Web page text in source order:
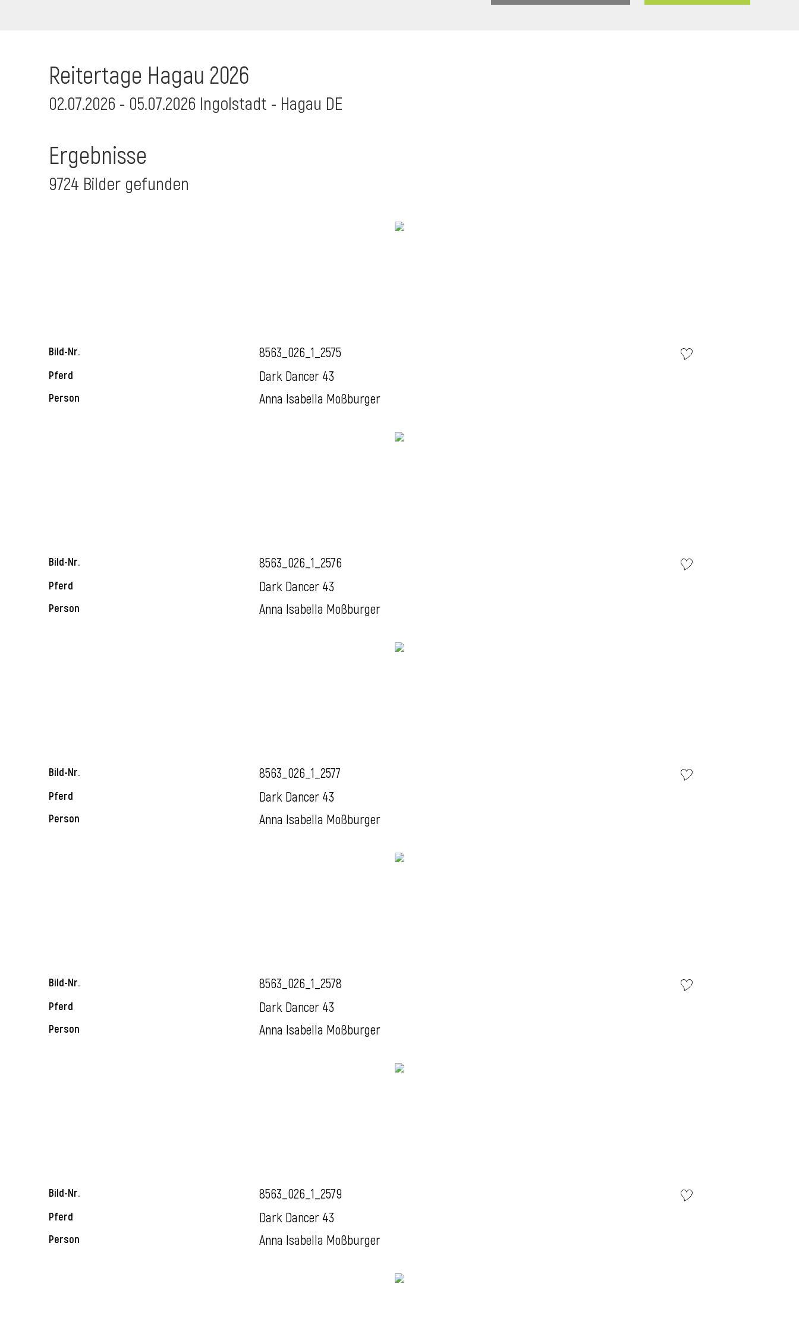
Reitertage Hagau 2026
02.07.2026 - 05.07.2026 Ingolstadt - Hagau DE
Ergebnisse
9724 Bilder gefunden
Bild-Nr. 8563_026_1_2575
Pferd Dark Dancer 43
Person Anna Isabella Moßburger
Bild-Nr. 8563_026_1_2576
Pferd Dark Dancer 43
Person Anna Isabella Moßburger
Bild-Nr. 8563_026_1_2577
Pferd Dark Dancer 43
Person Anna Isabella Moßburger
Bild-Nr. 8563_026_1_2578
Pferd Dark Dancer 43
Person Anna Isabella Moßburger
Bild-Nr. 8563_026_1_2579
Pferd Dark Dancer 43
Person Anna Isabella Moßburger